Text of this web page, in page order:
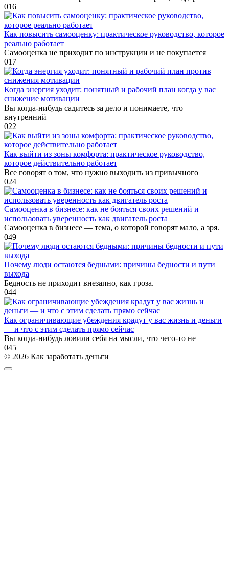
016
Как повысить самооценку: практическое руководство, которое
реально работает
Самооценка не приходит по инструкции и не покупается
017
Когда энергия уходит: понятный и рабочий план когда у вас
снижение мотивации
Вы когда-нибудь садитесь за дело и понимаете, что
внутренний
022
Как выйти из зоны комфорта: практическое руководство,
которое действительно работает
Все говорят о том, что нужно выходить из привычного
024
Самооценка в бизнесе: как не бояться своих решений и
использовать уверенность как двигатель роста
Самооценка в бизнесе — тема, о которой говорят мало, а зря.
049
Почему люди остаются бедными: причины бедности и пути
выхода
Бедность не приходит внезапно, как гроза.
044
Как ограничивающие убеждения крадут у вас жизнь и деньги
— и что с этим сделать прямо сейчас
Вы когда-нибудь ловили себя на мысли, что чего-то не
045
© 2026 Как заработать деньги